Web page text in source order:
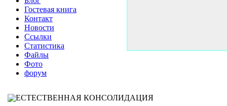
Гостевая книга
Контакт
Новости
Ссылки
Статистика
Файлы
Фото
форум
ЕСТЕСТВЕННАЯ КОНСОЛИДАЦИЯ